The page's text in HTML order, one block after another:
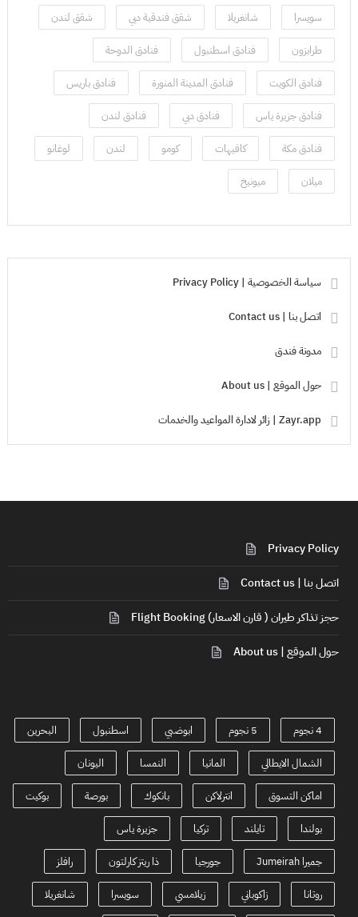
سويسرا شانغريلا شقق فندقية دبي شقق لندن
طرابزون فنادق اسطنبول فنادق الدوحة
فنادق الكويت فنادق المدينة المنورة فنادق باريس
فنادق جزيرة ياس فنادق دبي فنادق لندن
فنادق مكة كافيهات كومو لندن لوغانو
ميلان ميونيخ
سياسة الخصوصية | Privacy Policy
اتصل بنا | Contact us
مدونة فندق
حول الموقع | About us
Zayr.app | زائر لادارة المواعيد والخدمات
Privacy Policy
اتصل بنا | Contact us
حجز تذاكر طيران ( قارن الاسعار) Flight Booking
حول الموقع | About us
4 نجوم 5 نجوم ابوضبي اسطنبول البحرين
الشمال الايطالي المانيا النمسا اليونان
اماكن التسوق انترلاكن بانكوك بورصة بوكيت
بولندا تايلند تركيا جزيرة ياس
جميرا Jumeirah جورجيا ذا ريتز كارلتون رافلز
روتانا زاكوباني زيلامسي سويسرا شانغريلا